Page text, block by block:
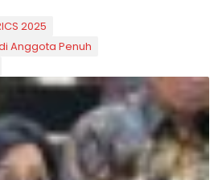
2025
Anggota Penuh